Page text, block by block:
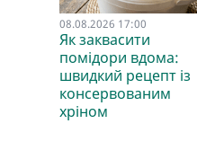
08.08.2026 17:00
Як заквасити
помідори вдома:
швидкий рецепт із
консервованим
хріном